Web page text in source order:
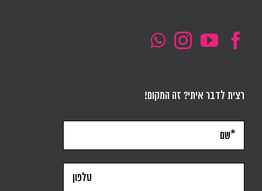
רצית לדבר איתי? זה המקום!